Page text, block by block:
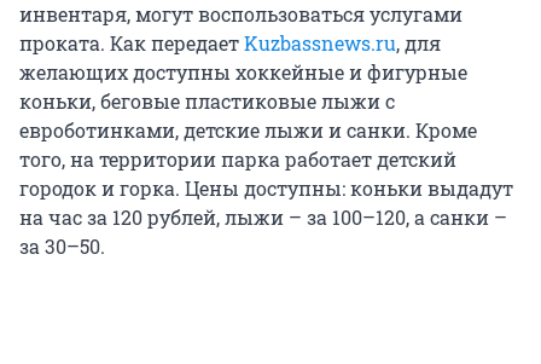
инвентаря, могут воспользоваться услугами
проката. Как передаетKuzbassnews.ru, для
желающих доступны хоккейные и фигурные
коньки, беговые пластиковые лыжи с
евроботинками, детские лыжи и санки. Кроме
того, на территории парка работает детский
городок и горка. Цены доступны: коньки выдадут
на час за 120 рублей, лыжи – за 100–120, а санки –
за 30–50.